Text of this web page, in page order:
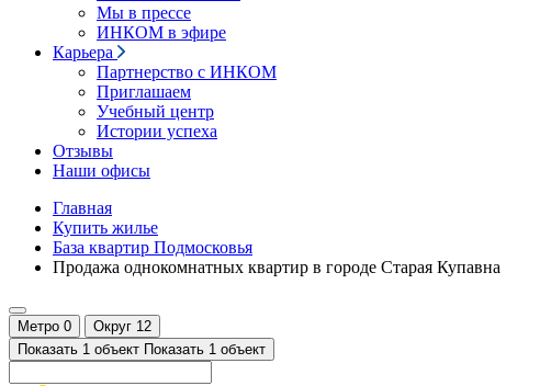
Мы в прессе
ИНКОМ в эфире
Карьера
Партнерство с ИНКОМ
Приглашаем
Учебный центр
Истории успеха
Отзывы
Наши офисы
Главная
Купить жилье
База квартир Подмосковья
Продажа однокомнатных квартир в городе Старая Купавна
Метро 0 Округ 12
Показать 1 объект Показать 1 объект